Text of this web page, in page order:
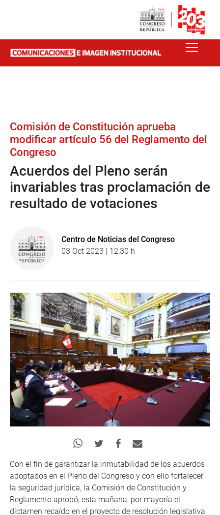
Comisión de Constitución aprueba
modificar artículo 56 del Reglamento del
Congreso
Acuerdos del Pleno serán
invariables tras proclamación de
resultado de votaciones
Centro de Noticias del Congreso
03 Oct 2023 | 12:30 h
Con el fin de garantizar la inmutabilidad de los acuerdos
adoptados en el Pleno del Congreso y con ello fortalecer
la seguridad jurídica, la Comisión de Constitución y
Reglamento aprobó, esta mañana, por mayoría el
dictamen recaído en el proyecto de resolución legislativa